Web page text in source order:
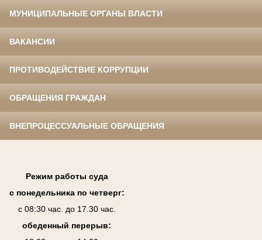
МУНИЦИПАЛЬНЫЕ ОРГАНЫ ВЛАСТИ
ВАКАНСИИ
ПРОТИВОДЕЙСТВИЕ КОРРУПЦИИ
ОБРАЩЕНИЯ ГРАЖДАН
ВНЕПРОЦЕССУАЛЬНЫЕ ОБРАЩЕНИЯ
Режим работы суда
с понедельника по четверг:
с 08:30 час. до 17.30 час.
обеденный перерыв: